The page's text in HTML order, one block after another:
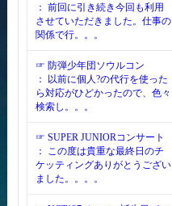
： 前回に引き続き今回も利用
させていただきました。仕事の
関係で行。。。
☞ 防弾少年団ソウルコン
： 以前に個人?の代行を使った
ら対応がひどかったので、色々
検索し。。。
☞ SUPER JUNIORコンサート
： この度は貴重な最終日のチ
ケッティングありがとうござい
ました。。。。